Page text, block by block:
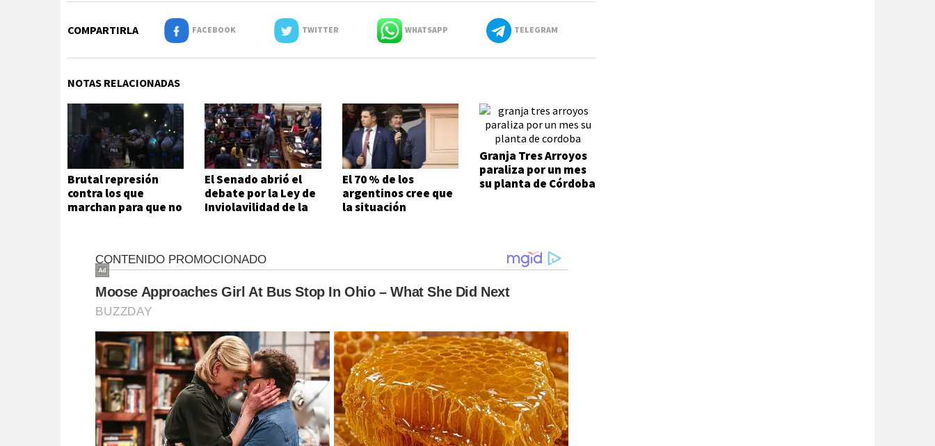
COMPARTIRLA FACEBOOK TWITTER WHATSAPP TELEGRAM
NOTAS RELACIONADAS
Brutal represión
contra los que
marchan para que no
El Senado abrió el
debate por la Ley de
Inviolavilidad de la
El 70 % de los
argentinos cree que
la situación
Granja Tres Arroyos
paraliza por un mes
su planta de Córdoba